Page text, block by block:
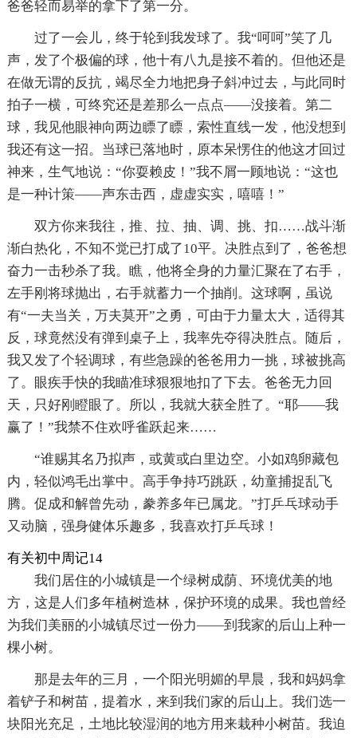
爸爸轻而易举的拿下了第一分。
过了一会儿，终于轮到我发球了。我“呵呵”笑了几
声，发了个极偏的球，他十有八九是接不着的。但他还是
在做无谓的反抗，竭尽全力地把身子斜冲过去，与此同时
拍子一横，可终究还是差那么一点点——没接着。第二
球，我见他眼神向两边瞟了瞟，索性直线一发，他没想到
我还有这一招。当球已落地时，原本呆愣住的他这才回过
神来，生气地说：“你耍赖皮！”我不屑一顾地说：“这也
是一种计策——声东击西，虚虚实实，嘻嘻！”
双方你来我往，推、拉、抽、调、挑、扣……战斗渐
渐白热化，不知不觉已打成了10平。决胜点到了，爸爸想
奋力一击秒杀了我。瞧，他将全身的力量汇聚在了右手，
左手刚将球抛出，右手就蓄力一个抽削。这球啊，虽说
有“一夫当关，万夫莫开”之勇，可由于力量太大，适得其
反，球竟然没有弹到桌子上，我率先夺得决胜点。随后，
我又发了个轻调球，有些急躁的爸爸用力一挑，球被挑高
了。眼疾手快的我瞄准球狠狠地扣了下去。爸爸无力回
天，只好刚瞪眼了。所以，我就大获全胜了。“耶——我
赢了！”我禁不住欢呼雀跃起来……
“谁赐其名乃拟声，或黄或白里边空。小如鸡卵藏包
内，轻似鸿毛出掌中。高手争持巧跳跃，幼童捕捉乱飞
腾。促成和解曾先动，豢养多年已属龙。”打乒乓球动手
又动脑，强身健体乐趣多，我喜欢打乒乓球！
有关初中周记14
我们居住的小城镇是一个绿树成荫、环境优美的地
方，这是人们多年植树造林，保护环境的成果。我也曾经
为我们美丽的小城镇尽过一份力——到我家的后山上种一
棵小树。
那是去年的三月，一个阳光明媚的早晨，我和妈妈拿
着铲子和树苗，提着水，来到我们家的后山上。我们选一
块阳光充足，土地比较湿润的地方用来栽种小树苗。我迫